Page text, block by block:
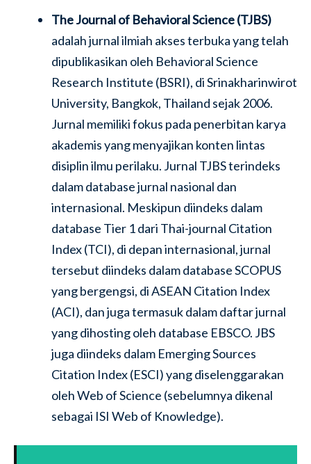
The Journal of Behavioral Science (TJBS)
adalah jurnal ilmiah akses terbuka yang telah
dipublikasikan oleh Behavioral Science
Research Institute (BSRI), di Srinakharinwirot
University, Bangkok, Thailand sejak 2006.
Jurnal memiliki fokus pada penerbitan karya
akademis yang menyajikan konten lintas
disiplin ilmu perilaku. Jurnal TJBS terindeks
dalam database jurnal nasional dan
internasional. Meskipun diindeks dalam
database Tier 1 dari Thai-journal Citation
Index (TCI), di depan internasional, jurnal
tersebut diindeks dalam database SCOPUS
yang bergengsi, di ASEAN Citation Index
(ACI), dan juga termasuk dalam daftar jurnal
yang dihosting oleh database EBSCO. JBS
juga diindeks dalam Emerging Sources
Citation Index (ESCI) yang diselenggarakan
oleh Web of Science (sebelumnya dikenal
sebagai ISI Web of Knowledge).